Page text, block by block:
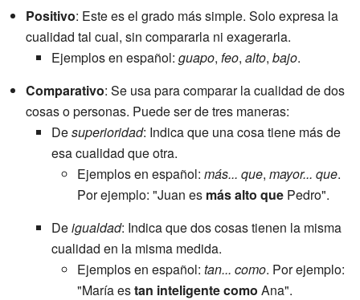
Positivo: Este es el grado más simple. Solo expresa la
cualidad tal cual, sin compararla ni exagerarla.
Ejemplos en español: guapo, feo, alto, bajo.
Comparativo: Se usa para comparar la cualidad de dos
cosas o personas. Puede ser de tres maneras:
Desuperioridad: Indica que una cosa tiene más de
esa cualidad que otra.
Ejemplos en español: más... que, mayor... que.
Por ejemplo: "Juan es más alto que Pedro".
Deigualdad: Indica que dos cosas tienen la misma
cualidad en la misma medida.
Ejemplos en español: tan... como. Por ejemplo:
"María estan inteligente como Ana".